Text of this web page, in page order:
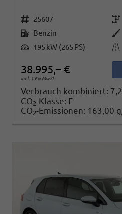
Fahrzeugnr. 25607 Getriebe
Kraftstoff Benzin Außenfarbe
Leistung 195 kW (265 PS) Kilometerstand
38.995,– €
incl. 19% MwSt.
Verbrauch kombiniert:
CO2-Klasse: F
CO2-Emissionen: 163,00